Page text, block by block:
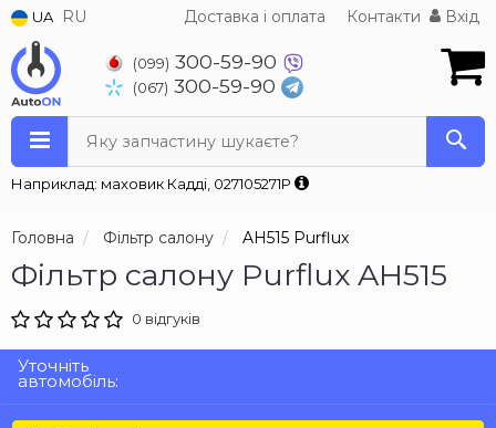
UA RU Доставка і оплата Контакти Вхід
(099) 300-59-90
(067) 300-59-90
Яку запчастину шукаєте?
Наприклад: маховик Кадді, 027105271P
Головна Фільтр салону AH515 Purflux
Фільтр салону Purflux AH515
0 відгуків
Уточніть
автомобіль: